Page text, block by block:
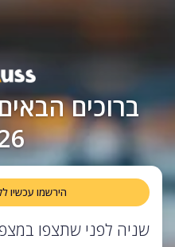
ברוכים
הירשמו עכשיו
שניה לפני שתצפו